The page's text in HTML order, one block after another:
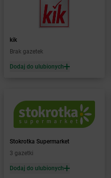
Biórków Mały
Biskupice
Biskupiec
Żabka
Żabka Blachownia
Żabka Błażejewo
Żabka Bliżyn
Żabka Blok Dobryszyce
Żabka Błonie
Żabka Bobolin
Żabka Bobowa
Żabka Bobrek
kik
Brak gazetek
Dodaj do ulubionych
Stokrotka Supermarket
3 gazetki
Dodaj do ulubionych